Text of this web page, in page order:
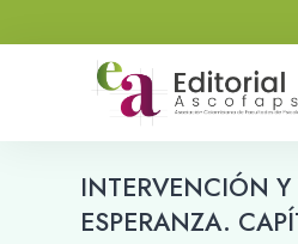
INTERVENCIÓN
ESPERANZA.